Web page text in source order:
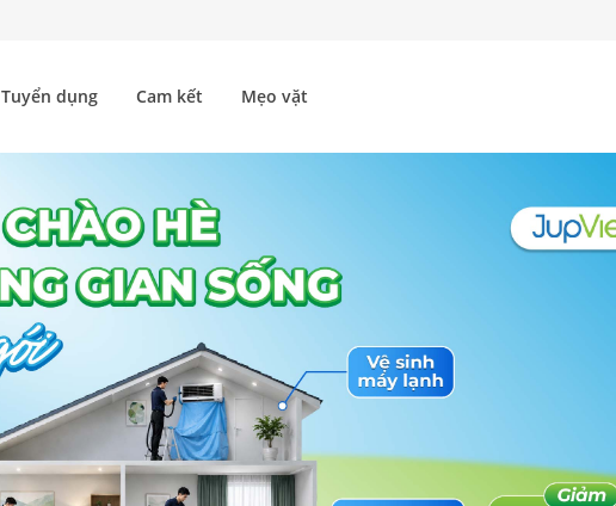
Tuyển dụng Cam kết Mẹo vặt